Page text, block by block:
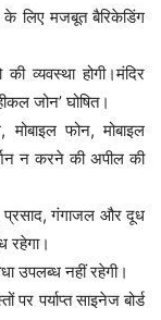
के लिए मजबूत बैरिकेडिंग
व्यवस्था होगी।मंदिर
जोन’ घोषित।
फोन, मोबाइल
न करने की अपील की
प्रसाद, गंगाजल और दूध
रहेगा।
उपलब्ध नहीं रहेगी।
पर्याप्त साइनेज बोर्ड